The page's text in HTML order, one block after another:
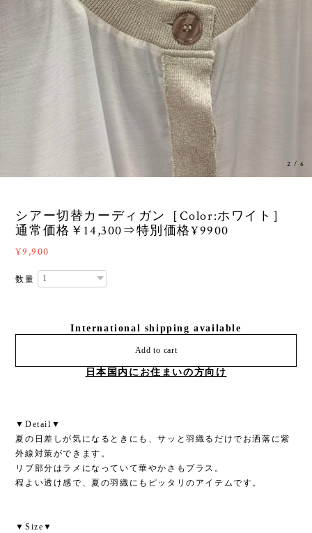
3 /6
シアー切替カーディガン［Color:ホワイト］
通常価格￥14,300⇒特別価格¥9900
¥9,900
数量
International shipping available
Add to cart
日本国内にお住まいの方向け
▼Detail▼
夏の日差しが気になるときにも、サッと羽織るだけでお洒落に紫
外線対策ができます。
リブ部分はラメになっていて華やかさもプラス。
程よい透け感で、夏の羽織にもピッタリのアイテムです。
▼Size▼